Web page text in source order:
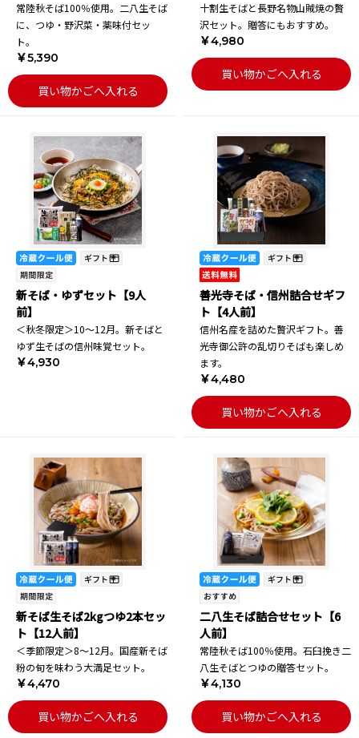
常陸秋そば100％使用。二八生そば
に、つゆ・野沢菜・薬味付セッ
ト。
￥5,390
買い物かごへ入れる
十割生そばと長野名物山賊焼の贅
沢セット。贈答にもおすすめ。
￥4,980
買い物かごへ入れる
新そば・ゆずセット【9人
前】
＜秋冬限定＞10～12月。新そばと
ゆず生そばの信州味覚セット。
￥4,930
善光寺そば・信州詰合せギフ
ト【4人前】
信州名産を詰めた贅沢ギフト。善
光寺御公許の乱切りそばも楽しめ
ます。
￥4,480
買い物かごへ入れる
新そば生そば2kgつゆ2本セッ
ト【12人前】
＜季節限定＞8～12月。国産新そば
粉の旬を味わう大満足セット。
￥4,470
買い物かごへ入れる
二八生そば詰合せセット【6
人前】
常陸秋そば100％使用。石臼挽き二
八生そばとつゆの贈答セット。
￥4,130
買い物かごへ入れる